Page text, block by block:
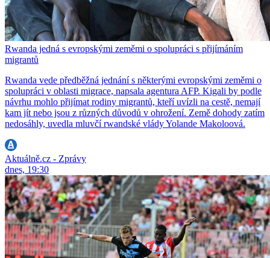
Rwanda jedná s evropskými zeměmi o spolupráci s přijímáním
migrantů
Rwanda vede předběžná jednání s některými evropskými zeměmi o
spolupráci v oblasti migrace, napsala agentura AFP. Kigali by podle
návrhu mohlo přijímat rodiny migrantů, kteří uvízli na cestě, nemají
kam jít nebo jsou z různých důvodů v ohrožení. Země dohody zatím
nedosáhly, uvedla mluvčí rwandské vlády Yolande Makoloová.
Aktuálně.cz - Zprávy
dnes, 19:30